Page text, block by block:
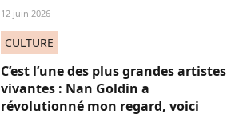
12 juin 2026
CULTURE
C’est l’une des plus grandes artistes
vivantes : Nan Goldin a
révolutionné mon regard, voici